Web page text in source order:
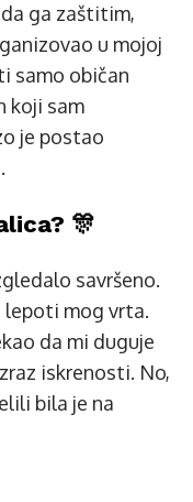
ga zaštitim,
u mojoj
samo običan
koji sam
je postao
🎊
savršeno.
lepoti mog vrta.
da mi duguje
iskrenosti. No,
bila je na